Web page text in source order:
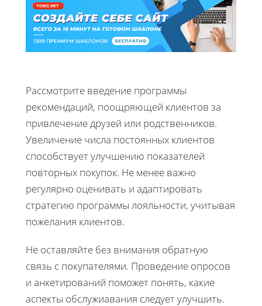
Рассмотрите введение программы
рекомендаций, поощряющей клиентов за
привлечение друзей или родственников.
Увеличение числа постоянных клиентов
способствует улучшению показателей
повторных покупок. Не менее важно
регулярно оценивать и адаптировать
стратегию программы лояльности, учитывая
пожелания клиентов.
Не оставляйте без внимания обратную
связь с покупателями. Проведение опросов
и анкетирований поможет понять, какие
аспекты обслужиавания следует улучшить.